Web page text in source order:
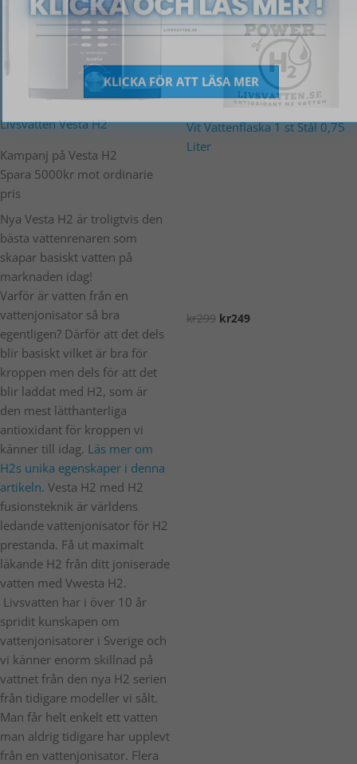
Livsvatten Vesta H2
Kampanj på Vesta H2
Spara 5000kr mot ordinarie
pris
Nya Vesta H2 är troligtvis den
bästa vattenrenaren som
skapar basiskt vatten på
marknaden idag!
Varför är vatten från en
vattenjonisator så bra
egentligen? Därför att det dels
blir basiskt vilket är bra för
kroppen men dels för att det
blir laddat med H2, som är
den mest lätthanterliga
antioxidant för kroppen vi
känner till idag. Läs mer om
H2s unika egenskaper i denna
artikeln. Vesta H2 med H2
fusionsteknik är världens
ledande vattenjonisator för H2
prestanda. Få ut maximalt
läkande H2 från ditt joniserade
vatten med Vwesta H2.
Livsvatten har i över 10 år
spridit kunskapen om
vattenjonisatorer i Sverige och
vi känner enorm skillnad på
vattnet från den nya H2 serien
från tidigare modeller vi sålt.
Man får helt enkelt ett vatten
man aldrig tidigare har upplevt
från en vattenjonisator. Flera
Vit Vattenflaska 1 st Stål 0,75
Liter
kr299 kr249
KLICKA FÖR ATT LÄSA MER